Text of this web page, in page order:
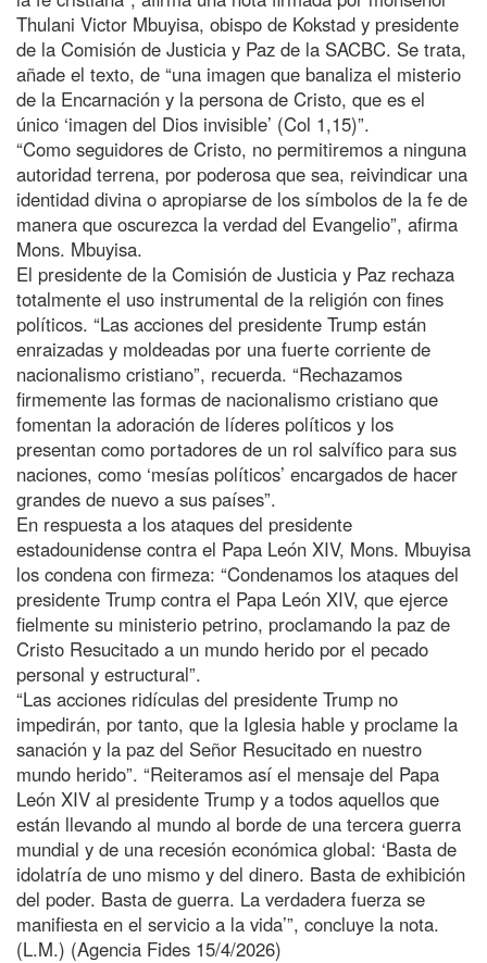
Thulani Victor Mbuyisa, obispo de Kokstad y presidente
de la Comisión de Justicia y Paz de la SACBC. Se trata,
añade el texto, de “una imagen que banaliza el misterio
de la Encarnación y la persona de Cristo, que es el
único ‘imagen del Dios invisible’ (Col 1,15)”.
“Como seguidores de Cristo, no permitiremos a ninguna
autoridad terrena, por poderosa que sea, reivindicar una
identidad divina o apropiarse de los símbolos de la fe de
manera que oscurezca la verdad del Evangelio”, afirma
Mons. Mbuyisa.
El presidente de la Comisión de Justicia y Paz rechaza
totalmente el uso instrumental de la religión con fines
políticos. “Las acciones del presidente Trump están
enraizadas y moldeadas por una fuerte corriente de
nacionalismo cristiano”, recuerda. “Rechazamos
firmemente las formas de nacionalismo cristiano que
fomentan la adoración de líderes políticos y los
presentan como portadores de un rol salvífico para sus
naciones, como ‘mesías políticos’ encargados de hacer
grandes de nuevo a sus países”.
En respuesta a los ataques del presidente
estadounidense contra el Papa León XIV, Mons. Mbuyisa
los condena con firmeza: “Condenamos los ataques del
presidente Trump contra el Papa León XIV, que ejerce
fielmente su ministerio petrino, proclamando la paz de
Cristo Resucitado a un mundo herido por el pecado
personal y estructural”.
“Las acciones ridículas del presidente Trump no
impedirán, por tanto, que la Iglesia hable y proclame la
sanación y la paz del Señor Resucitado en nuestro
mundo herido”. “Reiteramos así el mensaje del Papa
León XIV al presidente Trump y a todos aquellos que
están llevando al mundo al borde de una tercera guerra
mundial y de una recesión económica global: ‘Basta de
idolatría de uno mismo y del dinero. Basta de exhibición
del poder. Basta de guerra. La verdadera fuerza se
manifiesta en el servicio a la vida’”, concluye la nota.
(L.M.) (Agencia Fides 15/4/2026)